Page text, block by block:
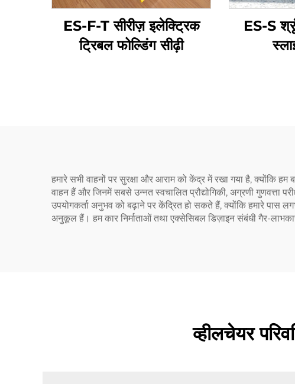
ES-F-T सीरीज़ इलेक्ट्रिक
ट्रिबल फोल्डिंग सीढ़ी
ES-S
हमारे सभी वाहनों पर सुरक्षा और आराम को केंद्र में रखा गया है, क्योंकि
वाहन हैं और जिनमें सबसे उन्नत स्वचालित प्रौद्योगिकी, अग्रणी गुणवत्ता
उपयोगकर्ता अनुभव को बढ़ाने पर केंद्रित हो सकते हैं, क्योंकि हमारे पास
अनुकूल हैं। हम कार निर्माताओं तथा एक्सेसिबल डिज़ाइन संबंधी गैर-
व्हीलचेयर